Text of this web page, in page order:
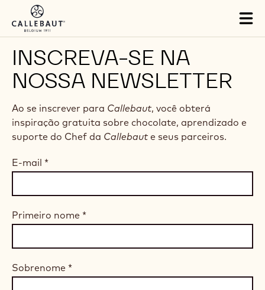
Skip to main content
INSCREVA-SE NA
NOSSA NEWSLETTER
Ao se inscrever para Callebaut, você obterá
inspiração gratuita sobre chocolate, aprendizado e
suporte do Chef da Callebaut e seus parceiros.
E-mail *
Primeiro nome *
Sobrenome *